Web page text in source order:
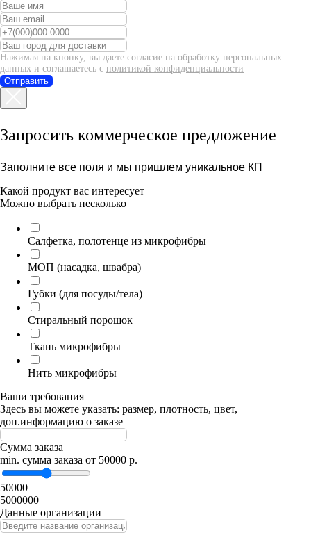
Нажимая на кнопку, вы даете согласие на обработку персональных
данных и соглашаетесь c политикой конфиденциальности
Отправить
Запросить коммерческое предложение
Заполните все поля и мы пришлем уникальное КП
Какой продукт вас интересует
Можно выбрать несколько
Салфетка, полотенце из микрофибры
МОП (насадка, швабра)
Губки (для посуды/тела)
Стиральный порошок
Ткань микрофибры
Нить микрофибры
Ваши требования
Здесь вы можете указать: размер, плотность, цвет,
доп.информацию о заказе
Сумма заказа
min. сумма заказа от 50000 р.
50000
5000000
Данные организации